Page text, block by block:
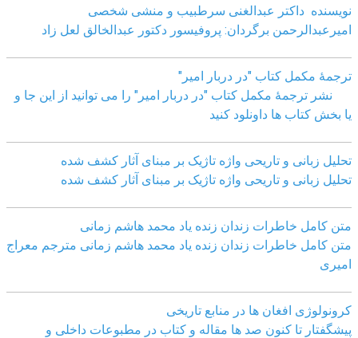
نویسنده داکتر عبدالغنی سرطبیب و منشی شخصی
امیرعبدالرحمن برگردان: پروفیسور دکتور عبدالخالق لعل زاد
ترجمۀ مکمل کتاب "در دربار امیر"
نشر ترجمۀ مکمل کتاب "در دربار امیر" را می توانید از این جا و
یا بخش کتاب ها داونلود کنید
تحلیل زبانی و تاریحی واژه تاژیک بر مبنای آثار کشف شده
تحلیل زبانی و تاریحی واژه تاژیک بر مبنای آثار کشف شده
متن کامل خاطرات زندان زنده یاد محمد هاشم زمانی
متن کامل خاطرات زندان زنده یاد محمد هاشم زمانی مترجم معراج
امیری
کرونولوژی افغان ھا در منابع تاریخی
پیشگفتار تا کنون صد ھا مقاله و کتاب در مطبوعات داخلی و